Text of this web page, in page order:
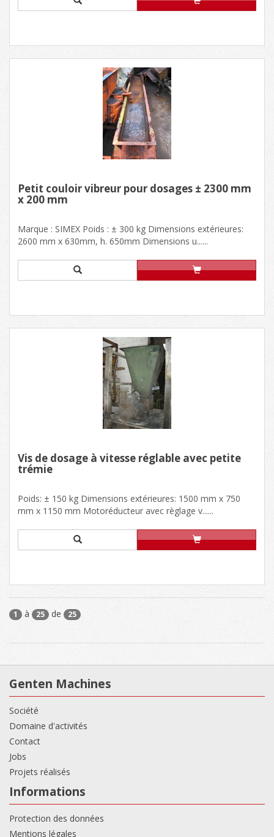
Petit couloir vibreur pour dosages ± 2300 mm
x 200 mm
Marque : SIMEX Poids : ± 300 kg Dimensions extérieures:
2600 mm x 630mm, h. 650mm Dimensions u......
Vis de dosage à vitesse réglable avec petite
trémie
Poids: ± 150 kg Dimensions extérieures: 1500 mm x 750
mm x 1150 mm Motoréducteur avec règlage v......
1 à 25 de 25
Genten Machines
Société
Domaine d'activités
Contact
Jobs
Projets réalisés
Informations
Protection des données
Mentions légales